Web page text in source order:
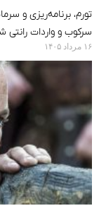
تورم، برنامه‌ریزی و
سرکوب و واردات رانتی
۱۶ مرداد ۱۴۰۵